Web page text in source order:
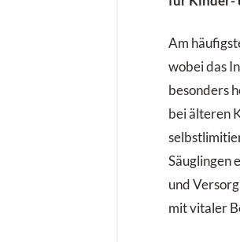
Am
wobei das
besonders
bei älteren
Säuglingen
und
mit vitaler